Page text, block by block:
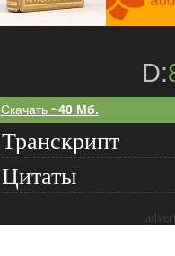
D:
Скачать ~40 Мб.
Транскрипт
Цитаты